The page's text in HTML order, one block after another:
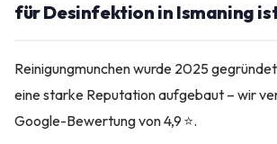
für Desinfektion in Ismaning
Reinigungmunchen wurde 2025
eine starke Reputation aufgebaut – wir
Google-Bewertung von 4,9 ⭐.